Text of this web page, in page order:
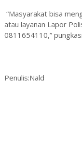
“Masyarakat bisa
atau layanan Lapor
0811654110,”
Penulis:Nald